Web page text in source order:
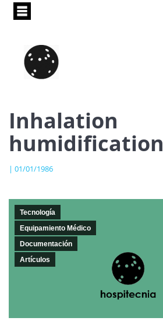
Pasar
principal
Inhalation
humidification
| 01/01/1986
Tecnología
Equipamiento Médico
Documentación
Artículos